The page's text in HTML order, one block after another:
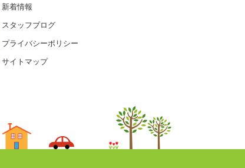
新着情報
スタッフブログ
プライバシーポリシー
サイトマップ